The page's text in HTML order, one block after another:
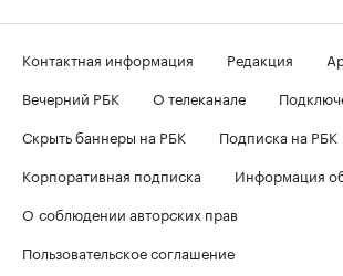
Контактная информация Редакция
Вечерний РБК
О телеканале
Скрыть баннеры на РБК
Подписка на РБК
Корпоративная подписка
Информация
О соблюдении авторских прав
Пользовательское соглашение